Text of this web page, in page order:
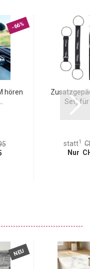
-66%
hören
Set) für
statt1
Nur
NEU